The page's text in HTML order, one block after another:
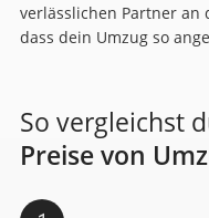
verlässlichen Partner an
dass dein Umzug so
So vergleichst
Preise von